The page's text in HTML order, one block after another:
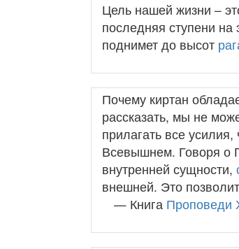
Цель нашей жизни –
последняя ступени
поднимет до высот
Почему киртан
рассказать, мы не
прилагать все
Всевышнем. Говоря о
внутренней сущности,
внешней. Это
— Книга Проповеди